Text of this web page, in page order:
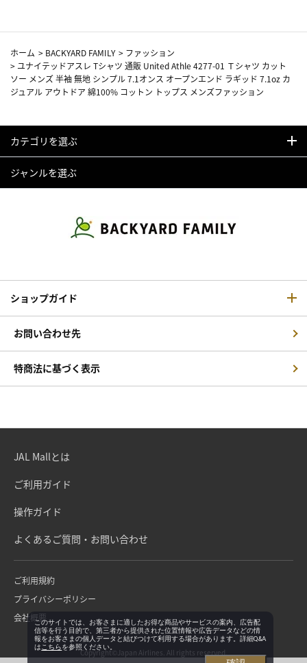
ホーム > BACKYARD FAMILY > ファッション
> ユナイテッドアスレ Tシャツ 通販 United Athle 4277-01 Ｔシャツ カット
ソー メンズ 半袖 無地 シンプル 7.1オンス オープンエンド ラギッド 7.1oz カ
ジュアル アウトドア 綿100% コットン トップス メンズファッション
カテゴリを選ぶ
ジャンルを選ぶ
ショップガイド
お問い合わせ先
特商法に基づく表示
JAL Mallとは
ご利用ガイド
操作ガイド
よくあるご質問・お問い合わせ
ご利用規約
プライバシーポリシー
会社概要
Copyright©Japan Airlines. All rights reserved.
このサイトでは、お客さまに適したお得な商品やサービスの案内、広告配
信等を行う目的で、第三者から提供された位置情報や広告データなどの情
報をお客さまの個人データと結びつけて利用する場合があります。詳細Q&A
は こちらを参照ください。